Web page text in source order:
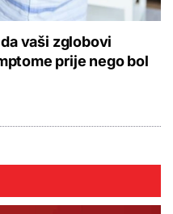
vaši zglobovi
prije nego bol